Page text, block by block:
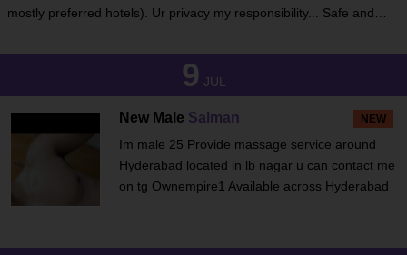
mostly preferred hotels). Ur privacy my responsibility... Safe and…
9 JUL
NEW
New Male Salman
Im male 25 Provide massage service around
Hyderabad located in lb nagar u can contact me
on tg Ownempire1 Available across Hyderabad